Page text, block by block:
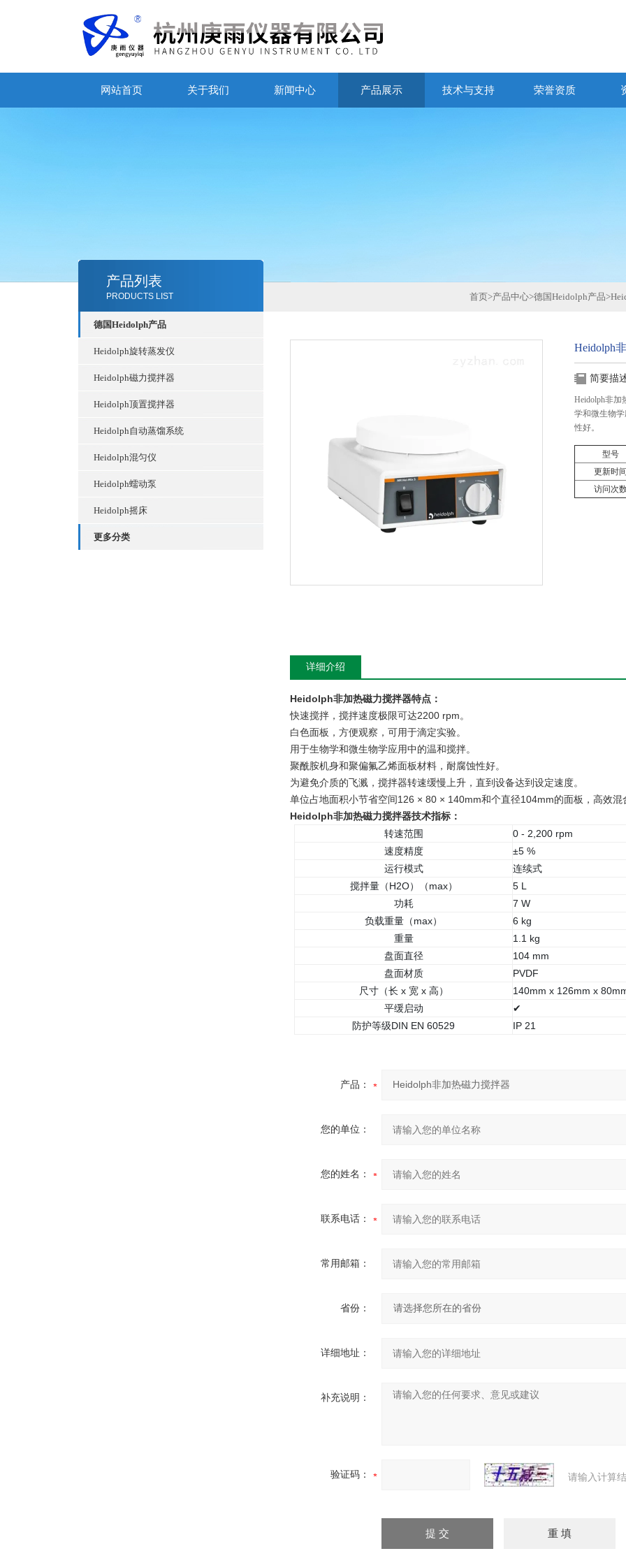
网站首页 关于我们 新闻中心 产品展示 技术与支持 荣誉资质
产品列表
PRODUCTS LIST
德国Heidolph产品
Heidolph旋转蒸发仪
Heidolph磁力搅拌器
Heidolph顶置搅拌器
Heidolph自动蒸馏系统
Heidolph混匀仪
Heidolph蠕动泵
Heidolph摇床
更多分类
首页>产品中心>德国Heidolph产品>
Heidolph
简要描
Heidolph非
学和微生物
性好。
型号
更新时
访问次
详细介绍
Heidolph非加热磁力搅拌器特点：
快速搅拌，搅拌速度极限可达2200 rpm。
白色面板，方便观察，可用于滴定实验。
用于生物学和微生物学应用中的温和搅拌。
聚酰胺机身和聚偏氟乙烯面板材料，耐腐蚀性好。
为避免介质的飞溅，搅拌器转速缓慢上升，直到设备达到设定速度。
单位占地面积小节省空间126 × 80 × 140mm和个直径104mm的面板，高效混
Heidolph非加热磁力搅拌器技术指标：
转速范围
0 - 2,200 rpm
速度精度
±5 %
运行模式
连续式
搅拌量（H2O）（max）
5 L
功耗
7 W
负载重量（max）
6 kg
重量
1.1 kg
盘面直径
104 mm
盘面材质
PVDF
尺寸（长 x 宽 x 高）
140mm x 126mm x
平缓启动
✔
防护等级DIN EN 60529
IP 21
产品：
您的单位：
您的姓名：
联系电话：
常用邮箱：
省份：
详细地址：
补充说明：
验证码： 请输入计算